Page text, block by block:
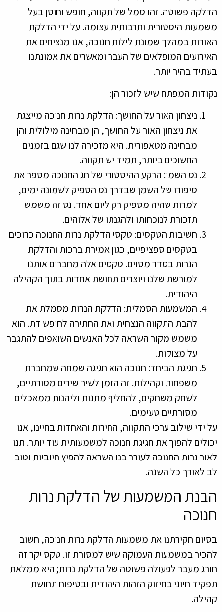
הדלקה פשוטה. זהו סמל של תקווה, חופש וחוסן בעל
משמעות היסטורית ותרבותית עצומה. על ידי הדלקת
האורות במהלך שמונת לילות חנוכה, אנו מנציחים את
האירועים המופלאים של העבר ומאשרים את אמונתנו
בעתיד בהיר יותר.
נקודות המפתח שיש לזכור הן:
ניצחון האור על החושך: הדלקת נרות חנוכה מייצגת
את ניצחון האור על החושך, הן מבחינה מילולית והן
מבחינה מטאפורית. היא מזכירה לנו שגם בזמנים
החשוכים ביותר, תמיד יש תקווה.
נס השמן: הרקע ההיסטורי של חג החנוכה מספר את
סיפורו של השמן שבדרך נס הספיק לשמונה ימים,
למרות שהיה מספיק רק ליום אחד. נס זה משמש
תזכורת לנוכחותו ולהגנתו של אלוהים.
חשיבות הטקסים: טקסי הדלקת נרות החנוכה כרוכים
בטקסים ספציפיים, כגון אמירת ברכות והדלקת
הנרות בסדר מסוים. טקסים אלה מחברים אותנו
למורשת שלנו ויוצרים תחושת אחדות בתוך הקהילה
היהודית.
המשמעות הסמלית: הדלקת הנרות מסמלת את
להבת התקווה הנצחית ואת החתירה לחופש דת. הוא
משמש מקור השראה לכל האנשים השואפים להתגבר
על מצוקות.
חגיגת הביחד: חנוכה הוא חגיגה שמחה שמחברת
משפחות וקהילות. זה הזמן לשיר שירים מסורתיים,
לשחק משחקים, להחליף מתנות וליהנות ממאכלים
מסורתיים טעימים.
על ידי שילוב ערכי התקווה, החירות והאחדות בחיינו, אנו
יכולים להפוך את חגיגת חנוכה למשמעותית עוד יותר. תנו
לאור נרות החנוכה לעורר בנו השראה להפיץ חיוביות וטוב
לב לאורך כל השנה.
הבנת המשמעות של הדלקת נרות
חנוכה
בסיום חקירתנו את משמעות הדלקת נרות חנוכה, חשוב
להכיר במשמעות העמוקה שיש למסורת זו. טקס יקר זה
חורג מעבר לפעולה פשוטה של הדלקת נרות; היא ממלאת
תפקיד חיוני בחיזוק הזהות היהודית ובטיפוח תחושת
קהילה.